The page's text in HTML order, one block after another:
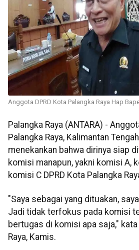
Anggota DPRD Kota Palangka Raya Hap
Palangka Raya (ANTARA) -
Palangka Raya, Kalimantan
menekankan bahwa dirinya siap
komisi manapun, yakni komisi A,
komisi C DPRD Kota Palangka
"Saya sebagai yang dituakan,
Jadi tidak terfokus pada komisi
bertugas di komisi apa saja," kata
Raya, Kamis.